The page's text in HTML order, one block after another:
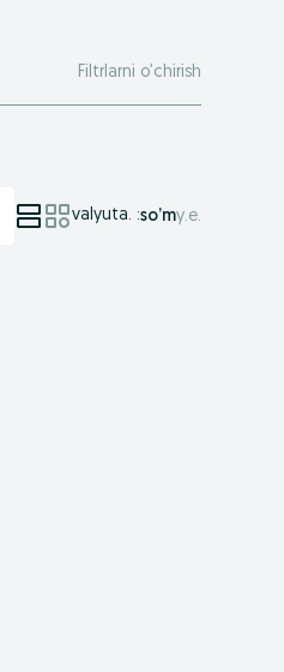
Filtrlarni o’chirish
valyuta. :so’mу.е.